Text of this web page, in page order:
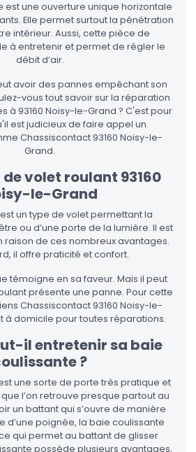
est une ouverture unique horizontale
Elle permet surtout la pénétration
intérieur. Aussi, cette pièce de
à entretenir et permet de régler le
débit d’air.
avoir des pannes empêchant son
vous tout savoir sur la réparation
à 93160 Noisy-le-Grand ? C'est pour
est judicieux de faire appel un
Chassiscontact 93160 Noisy-le-
Grand.
volet roulant 93160
le-Grand
un type de volet permettant la
ou d’une porte de la lumière. Il est
raison de ces nombreux avantages.
il offre praticité et confort.
témoigne en sa faveur. Mais il peut
présente une panne. Pour cette
Chassiscontact 93160 Noisy-le-
à domicile pour toutes réparations.
il entretenir sa baie
?
une sorte de porte très pratique et
l’on retrouve presque partout au
un battant qui s’ouvre de manière
d’une poignée, la baie coulissante
qui permet au battant de glisser
possède plusieurs avantages,